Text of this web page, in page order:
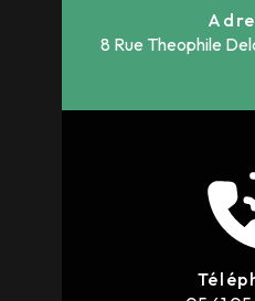
8 Rue Theophile